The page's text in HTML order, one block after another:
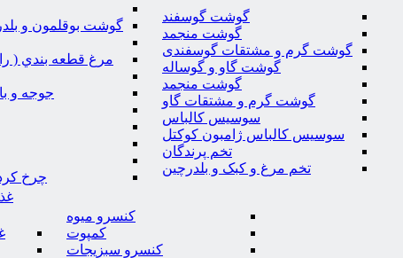
گوشت گوسفند
گوشت منجمد
گوشت گرم و مشتقات گوسفندی
گوشت گاو و گوساله
گوشت منجمد
گوشت گرم و مشتقات گاو
سوسیس کالباس
سوسیس کالباس ژامبون کوکتل
تخم پرندگان
تخم مرغ و کبک و بلدرچین
گوشت بوقلمون و
مرغ قطعه بندي (
جوجه و
چرخ
کنسرو میوه
کمپوت
کنسرو سبزیجات